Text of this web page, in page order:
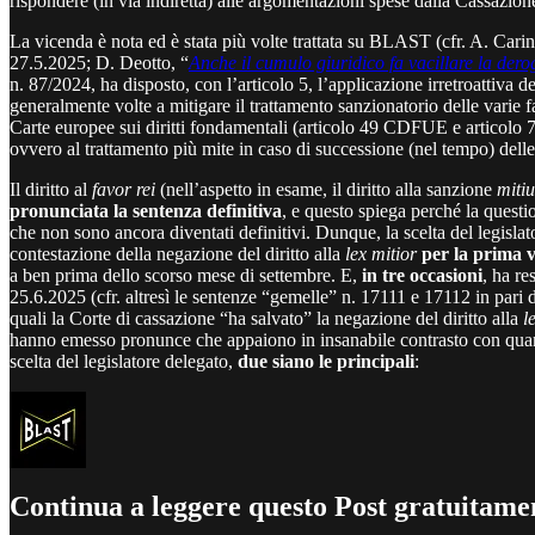
La vicenda è nota ed è stata più volte trattata su BLAST (cfr. A.
27.5.2025; D. Deotto, “Anche il cumulo giuridico fa vacillare la
n. 87/2024, ha disposto, con l’articolo 5, l’applicazione irretroattiva
generalmente volte a mitigare il trattamento sanzionatorio delle
Carte europee sui diritti fondamentali (articolo 49 CDFUE e articolo
ovvero al trattamento più mite in caso di successione (nel tempo)
Il diritto al favor rei (nell’aspetto in esame, il diritto alla sanzione
pronunciata la sentenza definitiva, e questo spiega perché la
che non sono ancora diventati definitivi. Dunque, la scelta del
contestazione della negazione del diritto alla lex mitior per la prima
a ben prima dello scorso mese di settembre. E, in tre occasioni, ha
25.6.2025 (cfr. altresì le sentenze “gemelle” n. 17111 e 17112 in
quali la Corte di cassazione “ha salvato” la negazione del diritto alla
hanno emesso pronunce che appaiono in insanabile contrasto con
scelta del legislatore delegato, due siano le principali:
Continua a leggere questo Post